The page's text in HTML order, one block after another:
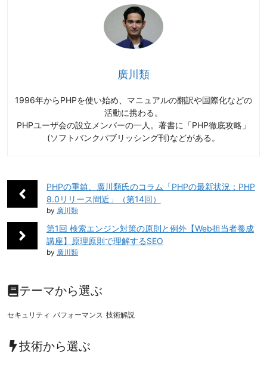
e
st
y
Li
n
k
l
廣川類
1996年からPHPを使い始め、マニュアルの翻訳や国際化などの
活動に携わる。
PHPユーザ会の設立メンバーの一人。著書に「PHP徹底攻略」
(ソフトバンクパブリッシング刊)などがある。
PHPの重鎮、廣川類氏のコラム「PHPの最新状況：PHP
8.0リリース間近」（第14回）
by 廣川類
第1回 検索エンジン対策の原則と例外【Web担当者養成
講座】原理原則で理解するSEO
by 廣川類
テーマから選ぶ
セキュリティ パフォーマンス 技術解説
技術から選ぶ